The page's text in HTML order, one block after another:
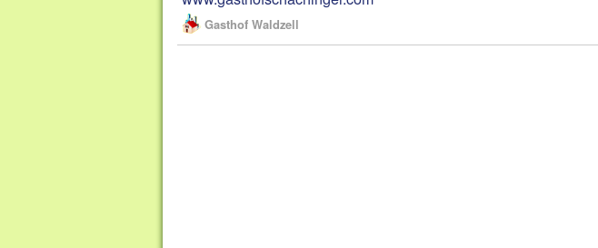
Gasthof Waldzell